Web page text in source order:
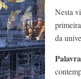
Nesta
da